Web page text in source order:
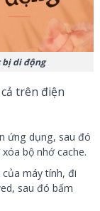
bị di động
trên điện
ứng dụng, sau đó
bộ nhớ cache.
máy tính, đi
sau đó bấm